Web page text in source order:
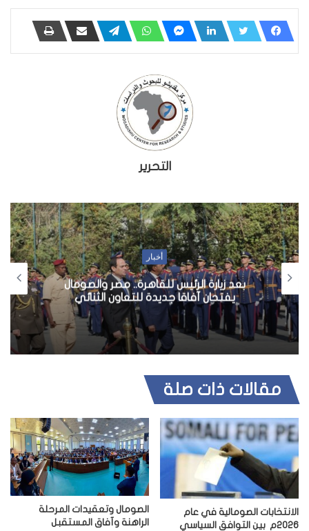
التحرير
أخبار
بعد زيارة الرئيس للقاهرة.. مصر والصومال
يفتحان آفاقا جديدة للتعاون الثنائي
مقالات ذات صلة
الانتخابات الصومالية في عام
2026م بين التوافق السياسي
الصومال وتعقيدات المرحلة
الراهنة وآفاق المستقبل